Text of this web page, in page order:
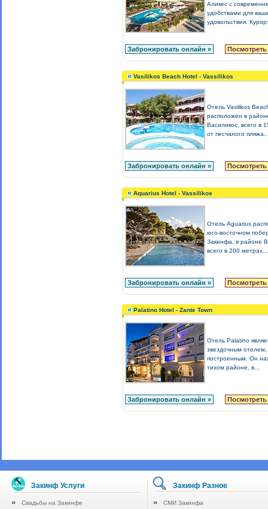
Аликес с
удобствами для
удовольствия.
Забронировать онлайн »
Vasilikos Beach Hotel - Vassilikos
Отель Vasilikos
расположен в
Василикос, всего в
от песчаного
Забронировать онлайн »
Aquarius Hotel - Vassilikos
Отель Aguarius
юго-восточном
Закинфа, в районе
всего в 200 метрах...
Забронировать онлайн »
Palatino Hotel - Zante Town
Отель Palatino
звездочным
построенным. Он
тихом районе, в...
Забронировать онлайн »
Закинф Услуги Закинф Разное
Свадьбы на Закинфе
СМИ Закинфа